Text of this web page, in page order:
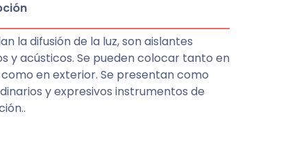
la difusión de la luz, son aislantes
y acústicos. Se pueden colocar tanto en
en exterior. Se presentan como
y expresivos instrumentos de